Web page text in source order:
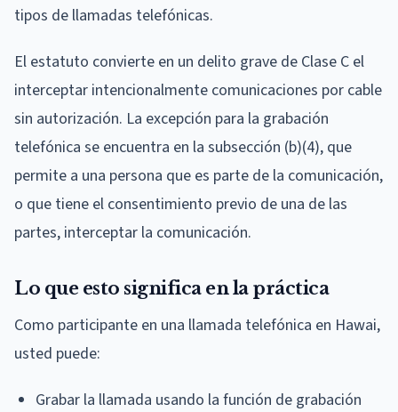
tipos de llamadas telefónicas.
El estatuto convierte en un delito grave de Clase C el
interceptar intencionalmente comunicaciones por cable
sin autorización. La excepción para la grabación
telefónica se encuentra en la subsección (b)(4), que
permite a una persona que es parte de la comunicación,
o que tiene el consentimiento previo de una de las
partes, interceptar la comunicación.
Lo que esto significa en la práctica
Como participante en una llamada telefónica en Hawai,
usted puede:
Grabar la llamada usando la función de grabación